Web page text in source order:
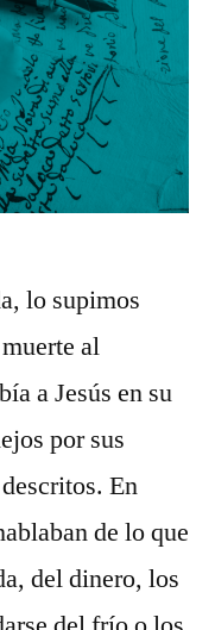
lo supimos
al
a Jesús en su
por sus
En
de lo que
del dinero, los